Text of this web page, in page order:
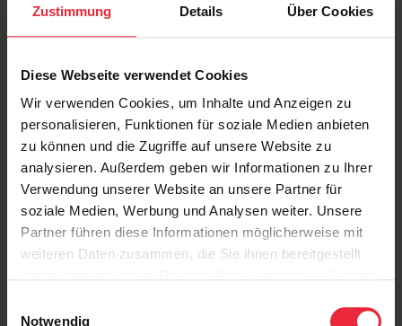
Zustimmung Details Über Cookies
Diese Webseite verwendet Cookies
Wir verwenden Cookies, um Inhalte und Anzeigen zu
personalisieren, Funktionen für soziale Medien anbieten
zu können und die Zugriffe auf unsere Website zu
analysieren. Außerdem geben wir Informationen zu Ihrer
Verwendung unserer Website an unsere Partner für
soziale Medien, Werbung und Analysen weiter. Unsere
Partner führen diese Informationen möglicherweise mit
weiteren Daten zusammen, die Sie ihnen bereitgestellt
Notwendig
Schulen)
Do., 15. Oktober 2026 - Fr., 16. Oktober 2026
Ganztägig
Angebot für Schulklassen
Lange Nacht der Münchner Museen